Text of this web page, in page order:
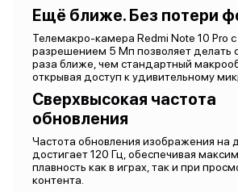
Ещё ближе. Без потери
Телемакро-камера Redmi Note 10 Pro с
разрешением 5 Мп позволяет делать
раза ближе, чем стандартный
открывая доступ к удивительному
Сверхвысокая частота
обновления
Частота обновления изображения на
достигает 120 Гц, обеспечивая
плавность как в играх, так и при
контента.